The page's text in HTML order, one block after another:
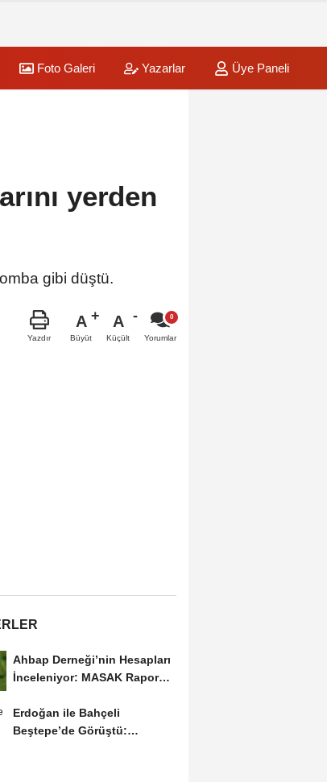
Foto Galeri Yazarlar Üye Paneli
yerden
gibi düştü.
Yazdır
A
Büyüt
A
Küçült Yorumlar
Ahbap Derneği’nin Hesapları
İnceleniyor: MASAK Raporu
Erdoğan ile Bahçeli
Beştepe’de Görüştü: